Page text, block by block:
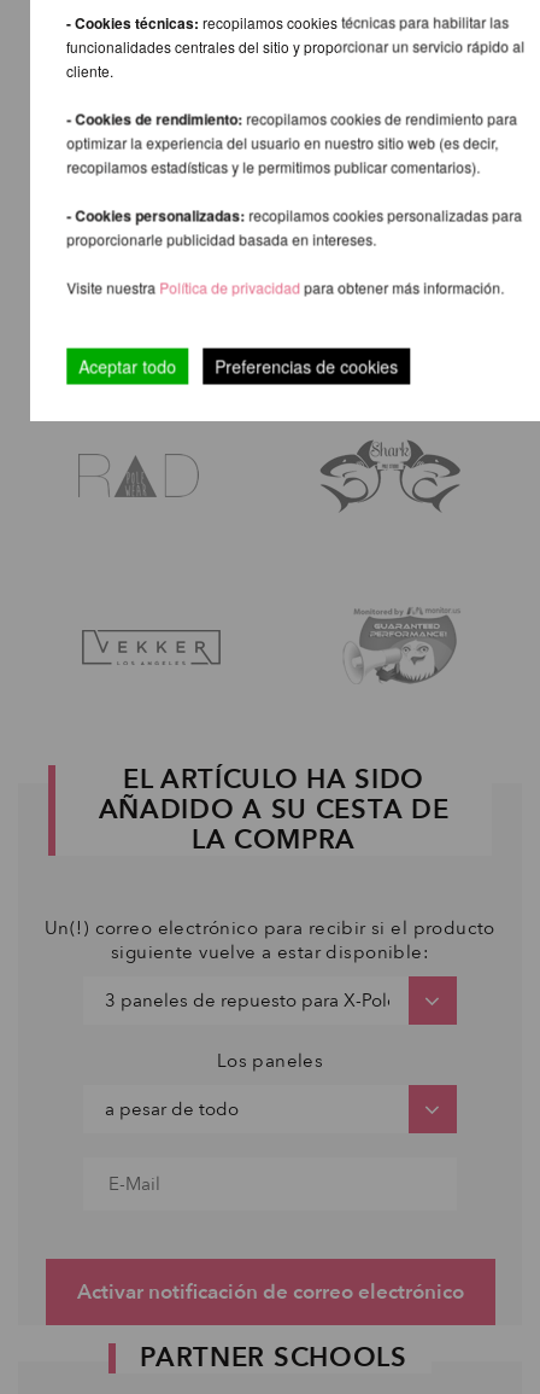
EL ARTÍCULO HA SIDO
AÑADIDO A SU CESTA DE
LA COMPRA
Un(!) correo electrónico para recibir si el producto
siguiente vuelve a estar disponible:
Los paneles
Activar notificación de correo electrónico
PARTNER SCHOOLS
- Cookies técnicas:recopilamos cookies técnicas para habilitar las
funcionalidades centrales del sitio y proporcionar un servicio rápido al
cliente.
- Cookies de rendimiento:recopilamos cookies de rendimiento para
optimizar la experiencia del usuario en nuestro sitio web (es decir,
recopilamos estadísticas y le permitimos publicar comentarios).
- Cookies personalizadas:recopilamos cookies personalizadas para
proporcionarle publicidad basada en intereses.
Visite nuestra Política de privacidadpara obtener más información.
Aceptar todo Preferencias de cookies